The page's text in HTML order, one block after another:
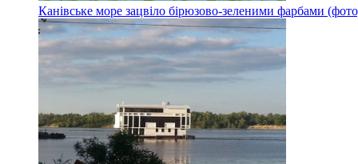
Канівське море зацвіло бірюзово-зеленими фарбами